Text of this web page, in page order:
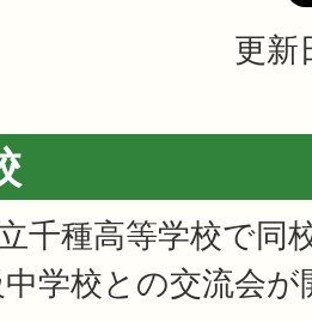
更新
千種高等学校で同
学校との交流会